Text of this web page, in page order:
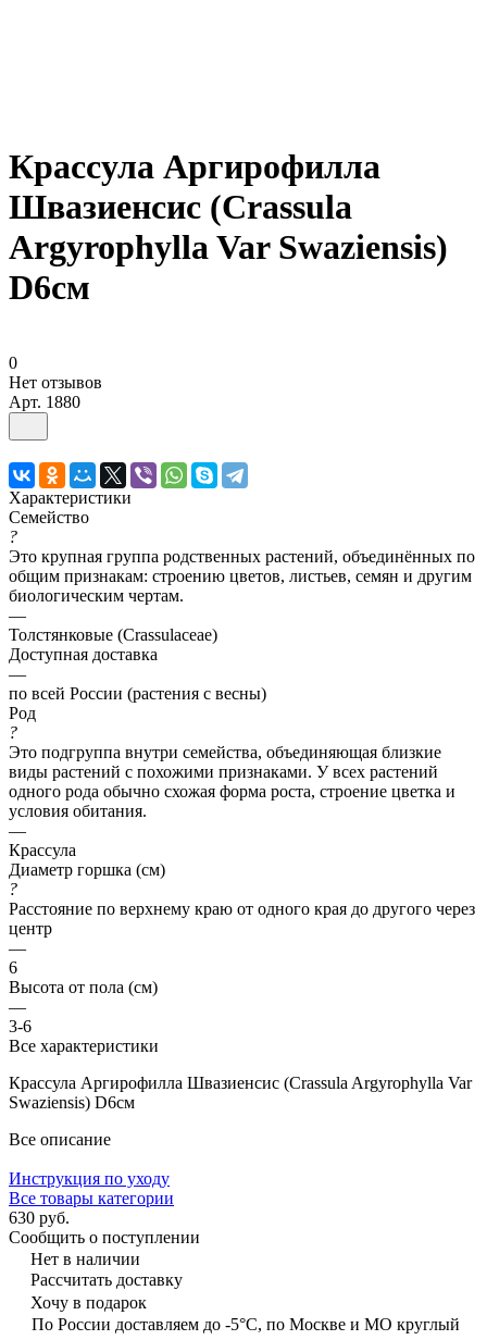
Крассула Аргирофилла
Швазиенсис (Crassula
Argyrophylla Var Swaziensis)
D6см
0
Нет отзывов
Арт. 1880
Характеристики
Семейство
?
Это крупная группа родственных растений, объединённых по
общим признакам: строению цветов, листьев, семян и другим
биологическим чертам.
—
Толстянковые (Crassulaceae)
Доступная доставка
—
по всей России (растения с весны)
Род
?
Это подгруппа внутри семейства, объединяющая близкие
виды растений с похожими признаками. У всех растений
одного рода обычно схожая форма роста, строение цветка и
условия обитания.
—
Крассула
Диаметр горшка (см)
?
Расстояние по верхнему краю от одного края до другого через
центр
—
6
Высота от пола (см)
—
3-6
Все характеристики
Крассула Аргирофилла Швазиенсис (Crassula Argyrophylla Var
Swaziensis) D6см
Все описание
Инструкция по уходу
Все товары категории
630 руб.
Сообщить о поступлении
Нет в наличии
Рассчитать доставку
Хочу в подарок
По России доставляем до -5°C, по Москве и МО круглый